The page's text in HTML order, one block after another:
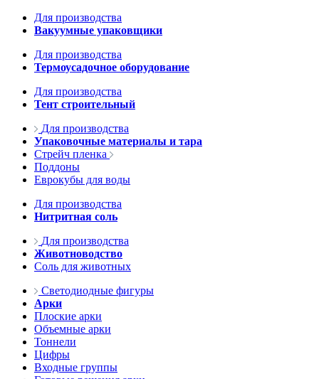
Для производства
Вакуумные упаковщики
Для производства
Термоусадочное оборудование
Для производства
Тент строительный
Для производства
Упаковочные материалы и тара
Стрейч пленка
Поддоны
Еврокубы для воды
Для производства
Нитритная соль
Для производства
Животноводство
Соль для животных
Светодиодные фигуры
Арки
Плоские арки
Объемные арки
Тоннели
Цифры
Входные группы